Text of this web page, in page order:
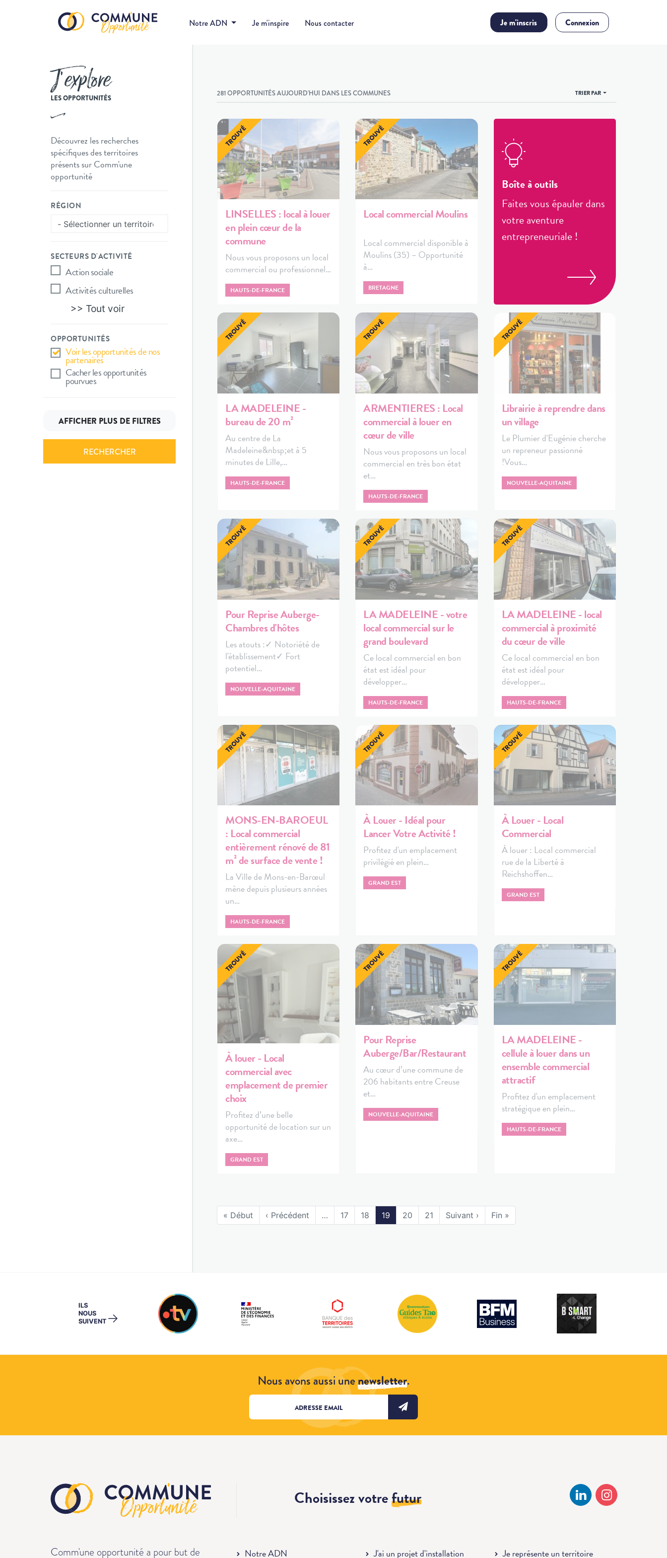
Notre ADN Je m'inspire Nous contacter Je m'inscris Connexion
J’explore
LES OPPORTUNITÉS
Découvrez les recherches
spécifiques des territoires
présents sur Comm'une
opportunité
RÉGION
SECTEURS D'ACTIVITÉ
Action sociale
Activités culturelles
>> Tout voir
OPPORTUNITÉS
Voir les opportunités de nos
partenaires
Cacher les opportunités
pourvues
AFFICHER PLUS DE FILTRES
281 OPPORTUNITÉS AUJOURD'HUI DANS LES COMMUNES TRIER PAR
LINSELLES : local à louer
en plein cœur de la
commune
Nous vous proposons un local
commercial ou professionnel…
HAUTS-DE-FRANCE
Local commercial Moulins
Local commercial disponible à
Moulins (35) – Opportunité
à…
BRETAGNE
Boîte à outils
Faites vous épauler dans
votre aventure
entrepreneuriale !
LA MADELEINE -
bureau de 20 m²
Au centre de La
Madeleine&nbsp;et à 5
minutes de Lille,…
HAUTS-DE-FRANCE
ARMENTIERES : Local
commercial à louer en
cœur de ville
Nous vous proposons un local
commercial en très bon état
et…
HAUTS-DE-FRANCE
Librairie à reprendre dans
un village
Le Plumier d'Eugénie cherche
un repreneur passionné
!Vous…
NOUVELLE-AQUITAINE
Pour Reprise Auberge-
Chambres d'hôtes
Les atouts :✓ Notoriété de
l'établissement✓ Fort
potentiel…
NOUVELLE-AQUITAINE
LA MADELEINE - votre
local commercial sur le
grand boulevard
Ce local commercial en bon
état est idéal pour
développer…
HAUTS-DE-FRANCE
LA MADELEINE - local
commercial à proximité
du cœur de ville
Ce local commercial en bon
état est idéal pour
développer…
HAUTS-DE-FRANCE
MONS-EN-BAROEUL
: Local commercial
entièrement rénové de 81
m² de surface de vente !
La Ville de Mons-en-Barœul
mène depuis plusieurs années
un…
HAUTS-DE-FRANCE
À Louer - Idéal pour
Lancer Votre Activité !
Profitez d'un emplacement
privilégié en plein…
GRAND EST
À Louer - Local
Commercial
À louer : Local commercial
rue de la Liberté à
Reichshoffen…
GRAND EST
À louer - Local
commercial avec
emplacement de premier
choix
Profitez d’une belle
opportunité de location sur un
axe…
GRAND EST
Pour Reprise
Auberge/Bar/Restaurant
Au cœur d’une commune de
206 habitants entre Creuse
et…
NOUVELLE-AQUITAINE
LA MADELEINE -
cellule à louer dans un
ensemble commercial
attractif
Profitez d'un emplacement
stratégique en plein…
HAUTS-DE-FRANCE
« Début ‹ Précédent … 17 18 19 20 21 Suivant › Fin »
ILS
NOUS
SUIVENT →
Nous avons aussi unenewsletter.
Choisissez votrefutur
Comm'une opportunité a pour but de
Notre ADN J'ai un projet d'installation Je représente un territoire